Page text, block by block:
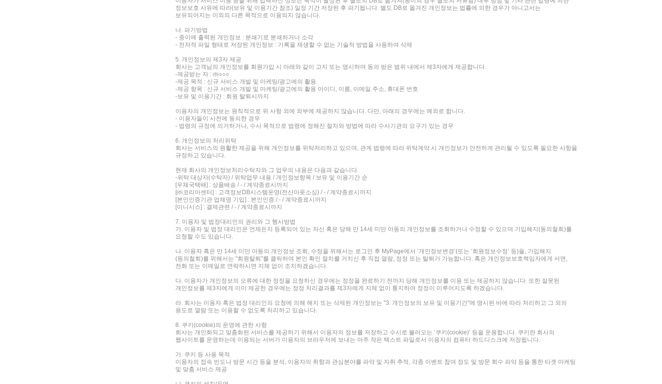
정보보호 사유에 따라(보유 및 이용기간 참조) 일정 기간 저장된 후 파기됩니다. 별도 DB로 옮겨진 개인정보는 법률에 의한 경우가 아니고서는
보유되어지는 이외의 다른 목적으로 이용되지 않습니다.
나. 파기방법
- 종이에 출력된 개인정보 : 분쇄기로 분쇄하거나 소각
- 전자적 파일 형태로 저장된 개인정보 : 기록을 재생할 수 없는 기술적 방법을 사용하여 삭제
5. 개인정보의 제3자 제공
회사는 고객님의 개인정보를 회원가입 시 아래와 같이 고지 또는 명시하여 동의 받은 범위 내에서 제3자에게 제공합니다.
-제공받는 자 : ㈜○○○
-제공 목적 : 신규 서비스 개발 및 마케팅/광고에의 활용
-제공 항목 : 신규 서비스 개발 및 마케팅/광고에의 활용 아이디, 이름, 이메일 주소, 휴대폰 번호
-보유 및 이용기간 : 회원 탈퇴시까지
이용자의 개인정보는 원칙적으로 위 사항 외에 외부에 제공하지 않습니다. 다만, 아래의 경우에는 예외로 합니다.
- 이용자들이 사전에 동의한 경우
- 법령의 규정에 의거하거나, 수사 목적으로 법령에 정해진 절차와 방법에 따라 수사기관의 요구가 있는 경우
6. 개인정보의 처리위탁
회사는 서비스의 원활한 제공을 위해 개인정보를 위탁처리하고 있으며, 관계 법령에 따라 위탁계약 시 개인정보가 안전하게 관리될 수 있도록 필요한 사항을
규정하고 있습니다.
현재 회사의 개인정보처리수탁자와 그 업무의 내용은 다음과 같습니다.
-위탁 대상자(수탁자) / 위탁업무 내용 / 개인정보항목 / 보유 및 이용기간 순
[우체국택배] : 상품배송 / - / 계약종료시까지
[㈜코리아센터] : 고객정보DB시스템운영(전산아웃소싱) / - / 계약종료시까지
[본인인증기관 업체명 기입] : 본인인증 / - / 계약종료시까지
[이니시스] : 결제관련 / - / 계약종료시까지
7. 이용자 및 법정대리인의 권리와 그 행사방법
가. 이용자 및 법정 대리인은 언제든지 등록되어 있는 자신 혹은 당해 만 14세 미만 아동의 개인정보를 조회하거나 수정할 수 있으며 가입해지(동의철회)를
요청할 수도 있습니다.
나. 이용자 혹은 만 14세 미만 아동의 개인정보 조회, 수정을 위해서는 로그인 후 MyPage에서 ‘개인정보변경’(또는 ‘회원정보수정’ 등)을, 가입해지
(동의철회)를 위해서는 "회원탈퇴"를 클릭하여 본인 확인 절차를 거치신 후 직접 열람, 정정 또는 탈퇴가 가능합니다. 혹은 개인정보보호책임자에게 서면,
전화 또는 이메일로 연락하시면 지체 없이 조치하겠습니다.
다. 이용자가 개인정보의 오류에 대한 정정을 요청하신 경우에는 정정을 완료하기 전까지 당해 개인정보를 이용 또는 제공하지 않습니다. 또한 잘못된
개인정보를 제3자에게 이미 제공한 경우에는 정정 처리결과를 제3자에게 지체 없이 통지하여 정정이 이루어지도록 하겠습니다.
라. 회사는 이용자 혹은 법정 대리인의 요청에 의해 해지 또는 삭제된 개인정보는 "3. 개인정보의 보유 및 이용기간"에 명시된 바에 따라 처리하고 그 외의
용도로 열람 또는 이용할 수 없도록 처리하고 있습니다.
8. 쿠키(cookie)의 운영에 관한 사항
회사는 개인화되고 맞춤화된 서비스를 제공하기 위해서 이용자의 정보를 저장하고 수시로 불러오는 ‘쿠키(cookie)’ 등을 운용합니다. 쿠키란 회사의
웹사이트를 운영하는데 이용되는 서버가 이용자의 브라우저에 보내는 아주 작은 텍스트 파일로서 이용자의 컴퓨터 하드디스크에 저장됩니다.
가. 쿠키 등 사용 목적
이용자의 접속 빈도나 방문 시간 등을 분석, 이용자의 취향과 관심분야를 파악 및 자취 추적, 각종 이벤트 참여 정도 및 방문 회수 파악 등을 통한 타겟 마케팅
및 맞춤 서비스 제공